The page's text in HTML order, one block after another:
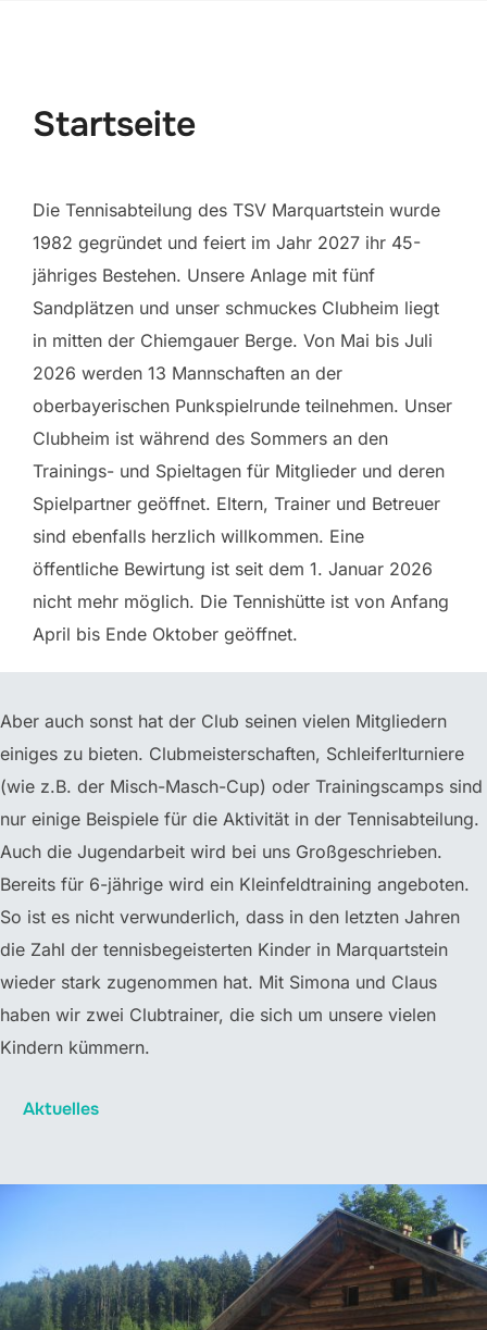
Startseite
Die Tennisabteilung des TSV Marquartstein wurde
1982 gegründet und feiert im Jahr 2027 ihr 45-
jähriges Bestehen. Unsere Anlage mit fünf
Sandplätzen und unser schmuckes Clubheim liegt
in mitten der Chiemgauer Berge. Von Mai bis Juli
2026 werden 13 Mannschaften an der
oberbayerischen Punkspielrunde teilnehmen. Unser
Clubheim ist während des Sommers an den
Trainings- und Spieltagen für Mitglieder und deren
Spielpartner geöffnet. Eltern, Trainer und Betreuer
sind ebenfalls herzlich willkommen. Eine
öffentliche Bewirtung ist seit dem 1. Januar 2026
nicht mehr möglich. Die Tennishütte ist von Anfang
April bis Ende Oktober geöffnet.
Aber auch sonst hat der Club seinen vielen Mitgliedern
einiges zu bieten. Clubmeisterschaften, Schleiferlturniere
(wie z.B. der Misch-Masch-Cup) oder Trainingscamps sind
nur einige Beispiele für die Aktivität in der Tennisabteilung.
Auch die Jugendarbeit wird bei uns Großgeschrieben.
Bereits für 6-jährige wird ein Kleinfeldtraining angeboten.
So ist es nicht verwunderlich, dass in den letzten Jahren
die Zahl der tennisbegeisterten Kinder in Marquartstein
wieder stark zugenommen hat. Mit Simona und Claus
haben wir zwei Clubtrainer, die sich um unsere vielen
Kindern kümmern.
Aktuelles